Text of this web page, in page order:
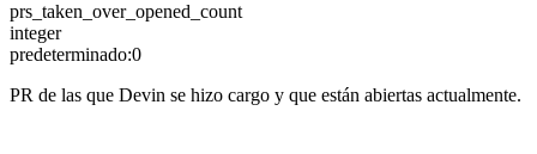
prs_taken_over_opened_count
integer
predeterminado:0
PR de las que Devin se hizo cargo y que están abiertas actualmente.